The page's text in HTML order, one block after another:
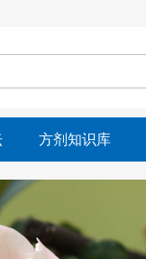
方剂知识库